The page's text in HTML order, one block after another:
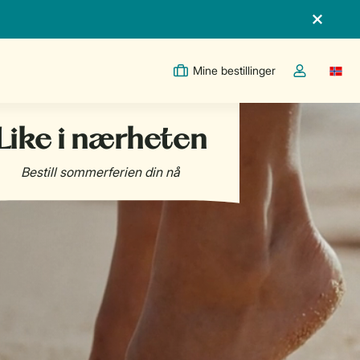
Mine bestillinger
Toggle the